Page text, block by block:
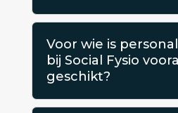
Voor wie is
bij Social Fysio
geschikt?